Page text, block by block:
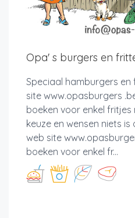
Opa' s burgers en
Speciaal hamburgers
site www.opasburgers
boeken voor enkel
keuze en wensen niets
web site
boeken voor enkel fr...